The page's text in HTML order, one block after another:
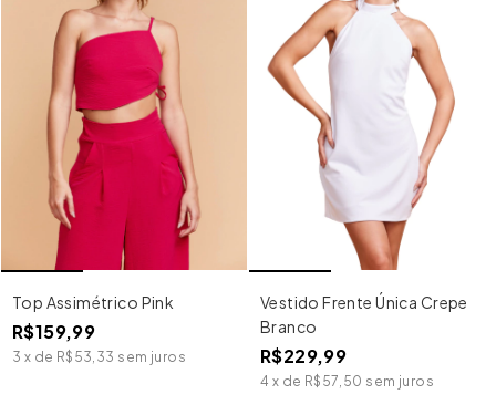
Top Assimétrico Pink
R$159,99
3 x de R$53,33 sem juros
Vestido Frente Única Crepe
Branco
R$229,99
4 x de R$57,50 sem juros